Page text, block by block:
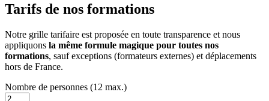
Tarifs de nos formations
Notre grille tarifaire est proposée en toute transparence et nous
appliquons la même formule magique pour toutes nos
formations, sauf exceptions (formateurs externes) et déplacements
hors de France.
Nombre de personnes (12 max.)